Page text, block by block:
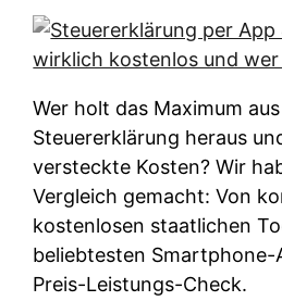
u
s
u
n
f
t
e
i
e
s
y
t
e
m
M
I
R
Wer holt das Maximum
Steuererklärung heraus
versteckte Kosten? Wir
Vergleich gemacht: Von
kostenlosen staatlichen
beliebtesten Smartphone-
Preis-Leistungs-Check.